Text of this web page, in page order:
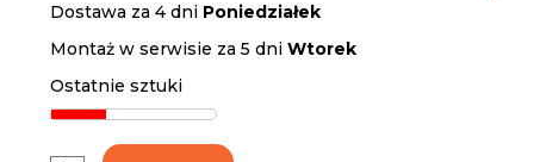
Dostawa za 4 dni Poniedziałek
Montaż w serwisie za 5 dniWtorek
Ostatnie sztuki